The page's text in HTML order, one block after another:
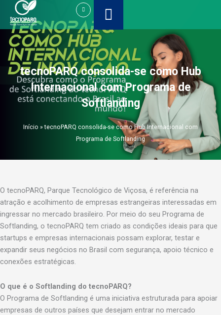
para
o
conteúdo
tecnoPARQ consolida-se como Hub
Internacional com Programa de
Softlanding
Início »tecnoPARQ consolida-se como Hub Internacional com
Programa de Softlanding
O tecnoPARQ, Parque Tecnológico de Viçosa, é referência na
atração e acolhimento de empresas estrangeiras interessadas em
ingressar no mercado brasileiro. Por meio do seu Programa de
Softlanding, o tecnoPARQ tem criado as condições ideais para que
startups e empresas internacionais possam explorar, testar e
expandir seus negócios no Brasil com segurança, apoio técnico e
conexões estratégicas.
O que é o Softlanding do tecnoPARQ?
O Programa de Softlanding é uma iniciativa estruturada para apoiar
empresas de outros países que desejam entrar no mercado